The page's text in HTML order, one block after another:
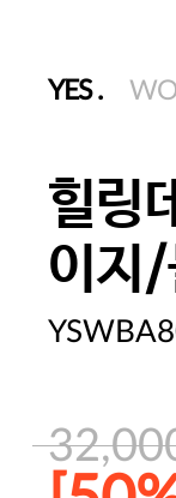
YES.
힐링
이지